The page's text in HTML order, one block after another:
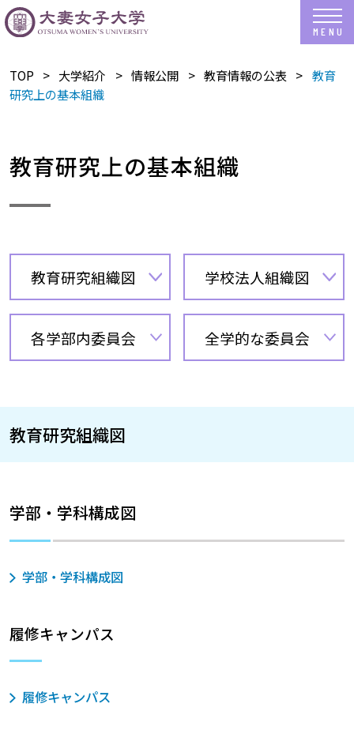
TOP ​大学紹介 情報公開 教育情報の公表
教育
研究上の基本組織
教育研究上の基本組織
教育研究組織図 学校法人組織図
各学部内委員会 全学的な委員会
教育研究組織図
学部・学科構成図
学部・学科構成図
履修キャンパス
履修キャンパス